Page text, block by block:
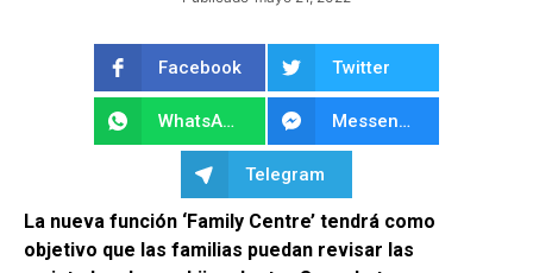
Facebook Twitter
WhatsApp Messenger
Telegram
La nueva función ‘Family Centre’ tendrá como
objetivo que las familias puedan revisar las